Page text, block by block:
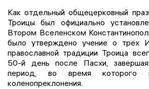
Как отдельный общецерковный
Троицы был официально
Втором Вселенском
было утверждено учение о трёх
православной традиции Троица
50-й день после Пасхи, завершая
период, во время которого
коленопреклонения.